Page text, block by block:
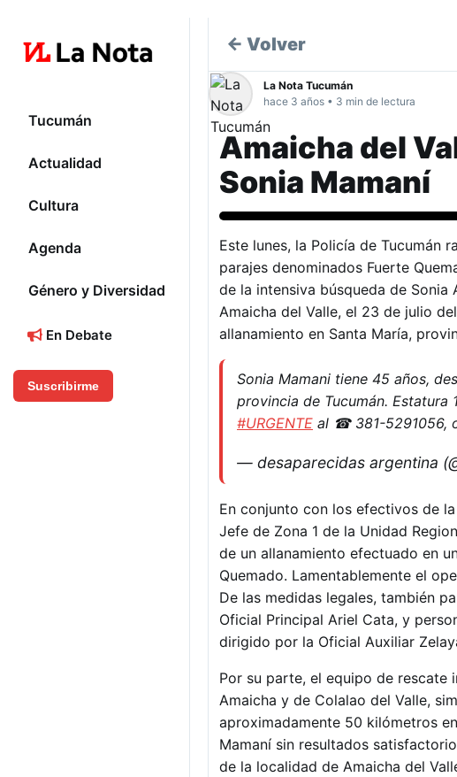
Tucumán
Actualidad
Cultura
Agenda
Género y Diversidad
En Debate
Suscribirme
← Volver
La Nota Tucumán
hace 3 años • 3 min de lectura
Amaicha del
Sonia Mamaní
Este lunes, la Policía de Tucumán
parajes denominados Fuerte
de la intensiva búsqueda de Sonia
Amaicha del Valle, el 23 de julio
allanamiento en Santa María,
Sonia Mamani tiene 45 años,
provincia de Tucumán.
#URGENTE al ☎ 381-5291056,
— desaparecidas argentina
En conjunto con los efectivos de
Jefe de Zona 1 de la Unidad
de un allanamiento efectuado en
Quemado. Lamentablemente el
De las medidas legales, también
Oficial Principal Ariel Cata, y
dirigido por la Oficial Auxiliar
Por su parte, el equipo de rescate
Amaicha y de Colalao del Valle,
aproximadamente 50 kilómetros
Mamaní sin resultados
de la localidad de Amaicha del